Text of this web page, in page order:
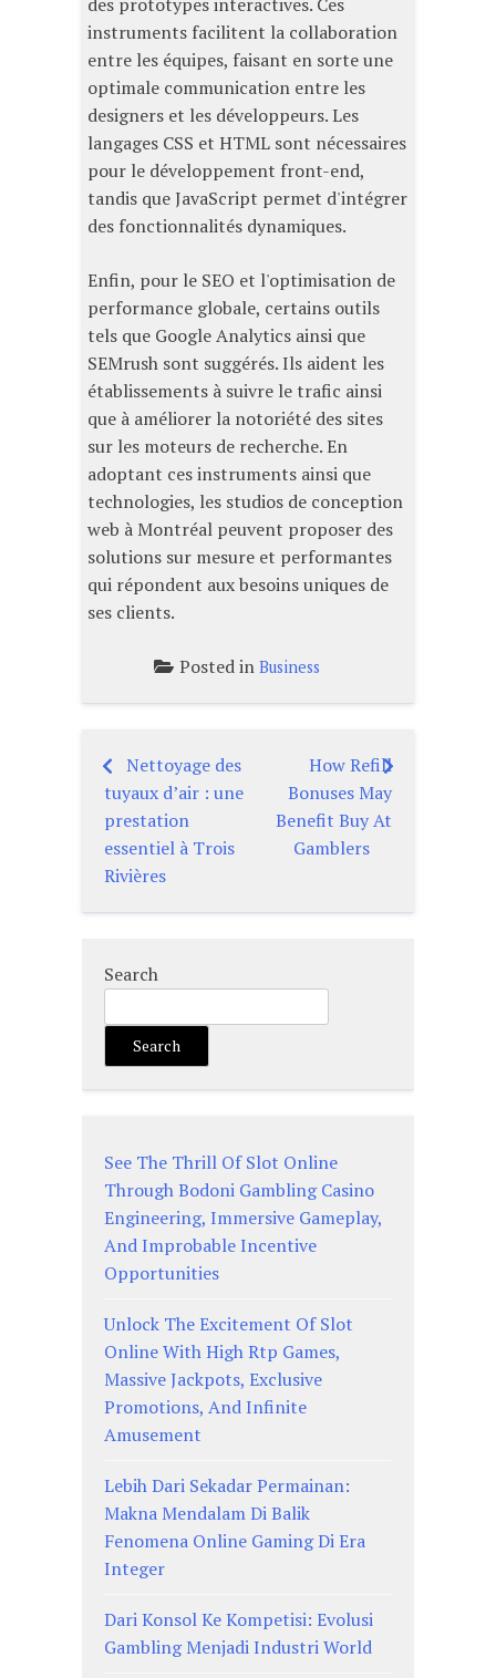
instruments facilitent la collaboration
entre les équipes, faisant en sorte une
optimale communication entre les
designers et les développeurs. Les
langages CSS et HTML sont nécessaires
pour le développement front-end,
tandis que JavaScript permet d'intégrer
des fonctionnalités dynamiques.
Enfin, pour le SEO et l'optimisation de
performance globale, certains outils
tels que Google Analytics ainsi que
SEMrush sont suggérés. Ils aident les
établissements à suivre le trafic ainsi
que à améliorer la notoriété des sites
sur les moteurs de recherche. En
adoptant ces instruments ainsi que
technologies, les studios de conception
web à Montréal peuvent proposer des
solutions sur mesure et performantes
qui répondent aux besoins uniques de
ses clients.
Posted in Business
Post
navigation
Nettoyage des
tuyaux d’air : une
prestation
essentiel à Trois
Rivières
How Refill
Bonuses May
Benefit Buy At
Gamblers
Search
Search
See The Thrill Of Slot Online
Through Bodoni Gambling Casino
Engineering, Immersive Gameplay,
And Improbable Incentive
Opportunities
Unlock The Excitement Of Slot
Online With High Rtp Games,
Massive Jackpots, Exclusive
Promotions, And Infinite
Amusement
Lebih Dari Sekadar Permainan:
Makna Mendalam Di Balik
Fenomena Online Gaming Di Era
Integer
Dari Konsol Ke Kompetisi: Evolusi
Gambling Menjadi Industri World